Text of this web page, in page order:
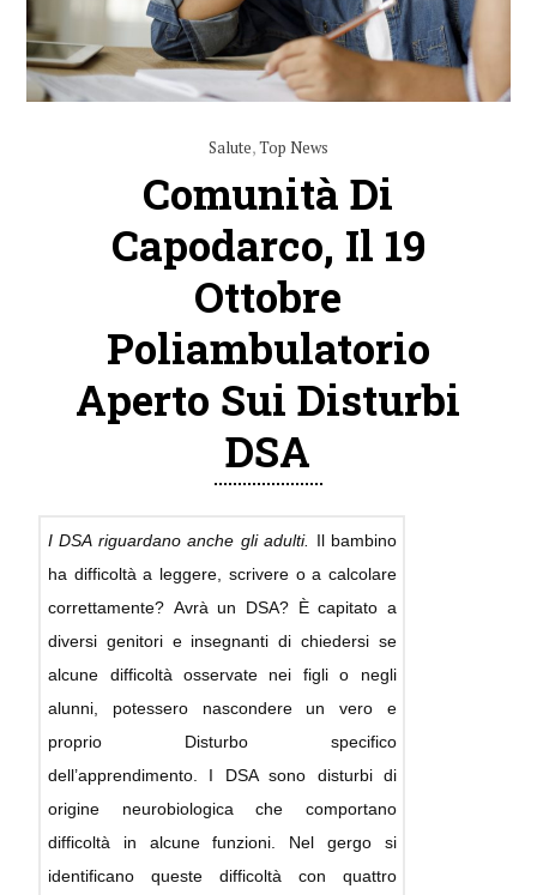
Salute,Top News
Comunità Di
Capodarco, Il 19
Ottobre
Poliambulatorio
Aperto Sui Disturbi
DSA
I DSA riguardano anche gli adulti. Il bambino
ha difficoltà a leggere, scrivere o a calcolare
correttamente? Avrà un DSA? È capitato a
diversi genitori e insegnanti di chiedersi se
alcune difficoltà osservate nei figli o negli
alunni, potessero nascondere un vero e
proprio Disturbo specifico
dell’apprendimento. I DSA sono disturbi di
origine neurobiologica che comportano
difficoltà in alcune funzioni. Nel gergo si
identificano queste difficoltà con quattro